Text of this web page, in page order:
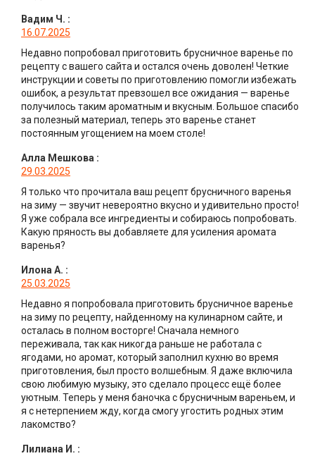
Вадим Ч. :
16.07.2025
Недавно попробовал приготовить брусничное варенье по
рецепту с вашего сайта и остался очень доволен! Четкие
инструкции и советы по приготовлению помогли избежать
ошибок, а результат превзошел все ожидания — варенье
получилось таким ароматным и вкусным. Большое спасибо
за полезный материал, теперь это варенье станет
постоянным угощением на моем столе!
Алла Мешкова :
29.03.2025
Я только что прочитала ваш рецепт брусничного варенья
на зиму — звучит невероятно вкусно и удивительно просто!
Я уже собрала все ингредиенты и собираюсь попробовать.
Какую пряность вы добавляете для усиления аромата
варенья?
Илона А. :
25.03.2025
Недавно я попробовала приготовить брусничное варенье
на зиму по рецепту, найденному на кулинарном сайте, и
осталась в полном восторге! Сначала немного
переживала, так как никогда раньше не работала с
ягодами, но аромат, который заполнил кухню во время
приготовления, был просто волшебным. Я даже включила
свою любимую музыку, это сделало процесс ещё более
уютным. Теперь у меня баночка с брусничным вареньем, и
я с нетерпением жду, когда смогу угостить родных этим
лакомство?
Лилиана И. :